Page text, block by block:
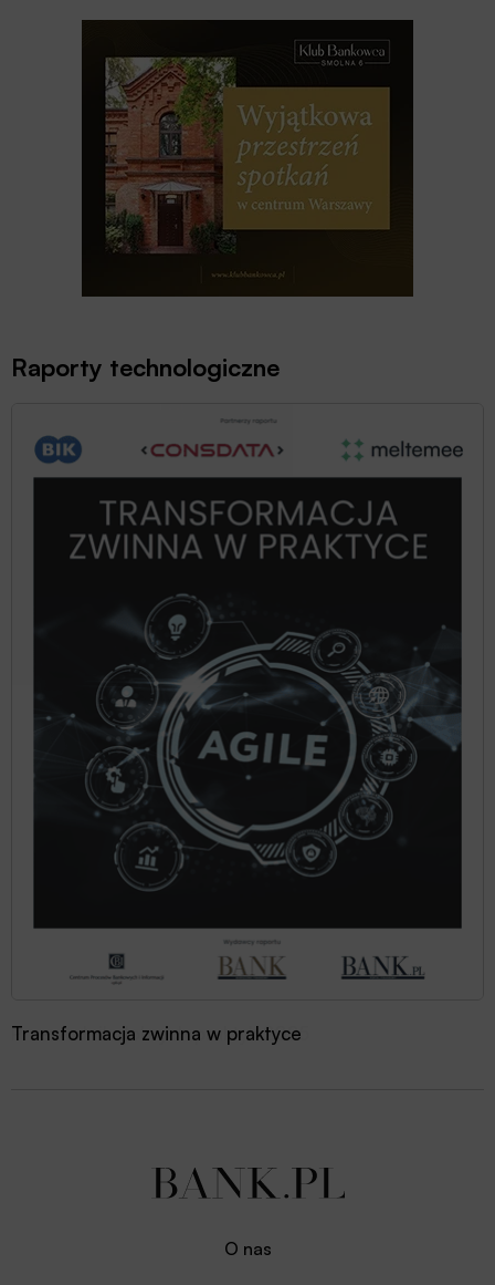
Raporty technologiczne
Transformacja zwinna w praktyce
O nas